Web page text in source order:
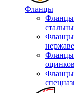
Фланцы
Фланцы
Фланцы
Фланцы
Фланцы